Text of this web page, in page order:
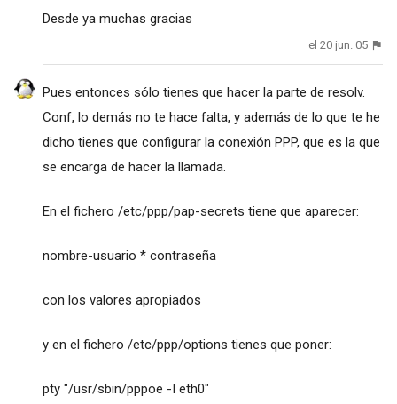
Desde ya muchas gracias
el 20 jun. 05
Pues entonces sólo tienes que hacer la parte de resolv.
Conf, lo demás no te hace falta, y además de lo que te he
dicho tienes que configurar la conexión PPP, que es la que
se encarga de hacer la llamada.
En el fichero /etc/ppp/pap-secrets tiene que aparecer:
nombre-usuario * contraseña
con los valores apropiados
y en el fichero /etc/ppp/options tienes que poner:
pty "/usr/sbin/pppoe -I eth0"